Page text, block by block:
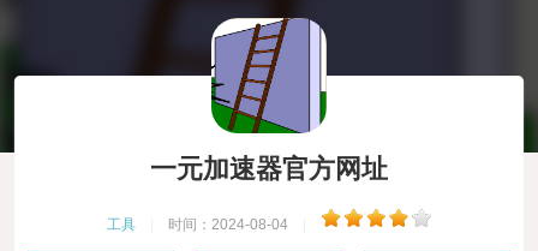
一元加速器官方网址
工具 时间：2024-08-04